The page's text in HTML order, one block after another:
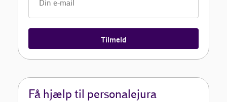
Tilmeld
Få hjælp til personalejura